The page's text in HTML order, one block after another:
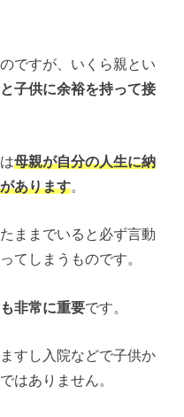
ですが、いくら親とい
子供に余裕を持って接
母親が自分の人生に納
あります。
ままでいると必ず言動
てしまうものです。
非常に重要です。
すし入院などで子供か
はありません。